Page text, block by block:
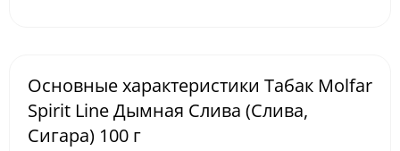
Основные характеристики Табак Molfar
Spirit Line Дымная Слива (Слива,
Сигара) 100 г